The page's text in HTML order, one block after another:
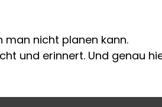
man nicht planen kann.
und erinnert. Und genau